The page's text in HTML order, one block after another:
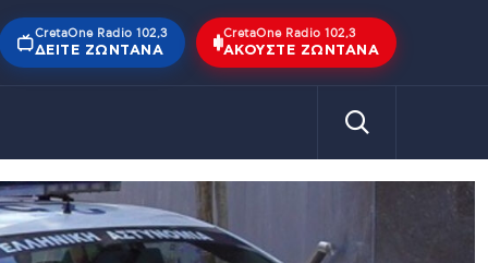
CretaOne Radio 102,3
ΔΕΊΤΕ ΖΩΝΤΑΝΆ
CretaOne Radio 102,3
ΑΚΟΎΣΤΕ ΖΩΝΤΑΝΆ